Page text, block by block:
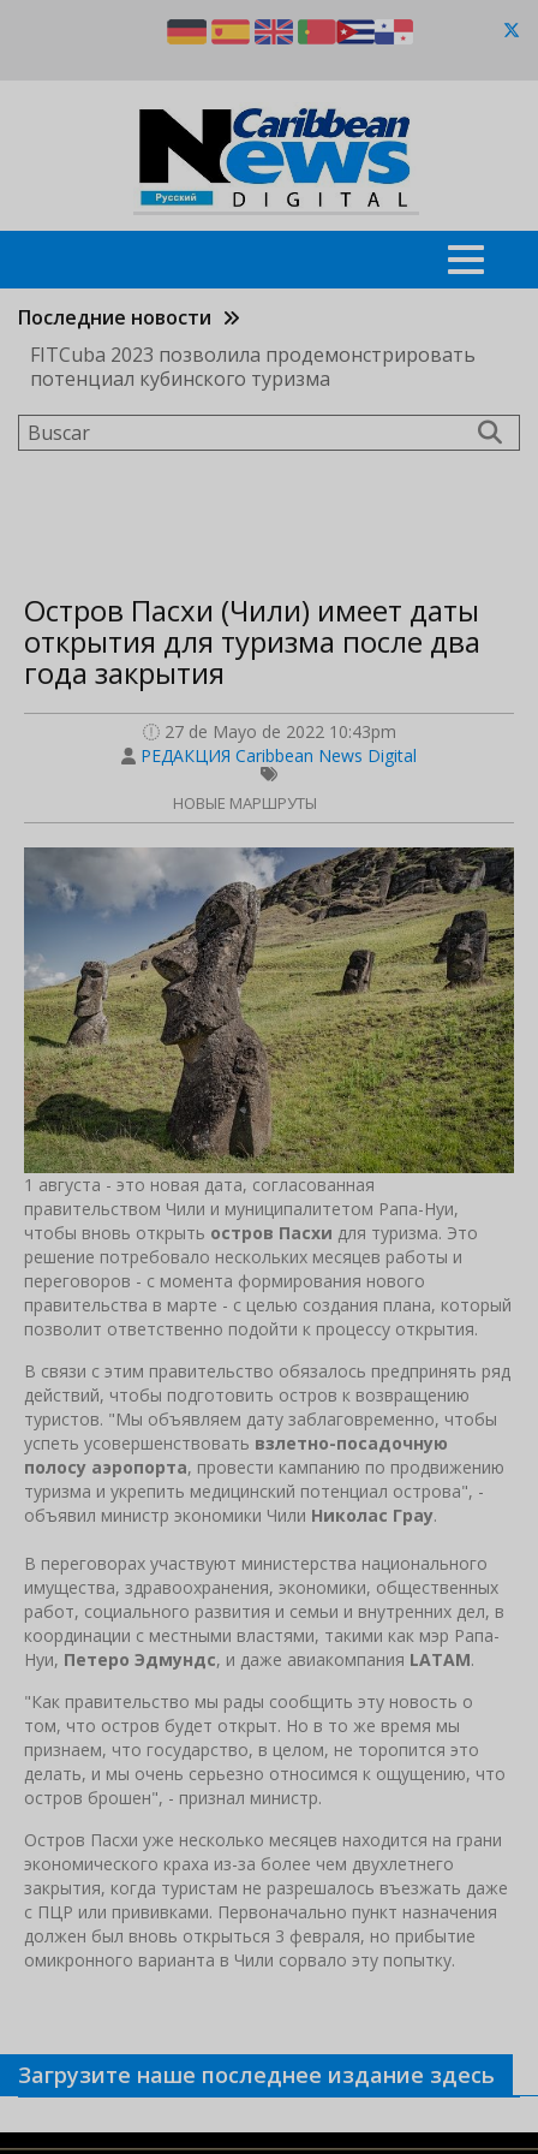
Последние новости
FITCuba 2023 позволила продемонстрировать
потенциал кубинского туризма
Buscar
Остров Пасхи (Чили) имеет даты
открытия для туризма после два
года закрытия
27 de Mayo de 2022 10:43pm
РЕДАКЦИЯ Caribbean News Digital
НОВЫЕ МАРШРУТЫ
1 августа - это новая дата, согласованная
правительством Чили и муниципалитетом Рапа-Нуи,
чтобы вновь открыть остров Пасхи для туризма. Это
решение потребовало нескольких месяцев работы и
переговоров - с момента формирования нового
правительства в марте - с целью создания плана, который
позволит ответственно подойти к процессу открытия.
В связи с этим правительство обязалось предпринять ряд
действий, чтобы подготовить остров к возвращению
туристов. "Мы объявляем дату заблаговременно, чтобы
успеть усовершенствовать взлетно-посадочную
полосу аэропорта, провести кампанию по продвижению
туризма и укрепить медицинский потенциал острова", -
объявил министр экономики Чили Николас Грау.
В переговорах участвуют министерства национального
имущества, здравоохранения, экономики, общественных
работ, социального развития и семьи и внутренних дел, в
координации с местными властями, такими как мэр Рапа-
Нуи, Петеро Эдмундс, и даже авиакомпания LATAM.
"Как правительство мы рады сообщить эту новость о
том, что остров будет открыт. Но в то же время мы
признаем, что государство, в целом, не торопится это
делать, и мы очень серьезно относимся к ощущению, что
остров брошен", - признал министр.
Остров Пасхи уже несколько месяцев находится на грани
экономического краха из-за более чем двухлетнего
закрытия, когда туристам не разрешалось въезжать даже
с ПЦР или прививками. Первоначально пункт назначения
должен был вновь открыться 3 февраля, но прибытие
омикронного варианта в Чили сорвало эту попытку.
Связанные новости
Загрузите наше последнее издание здесь